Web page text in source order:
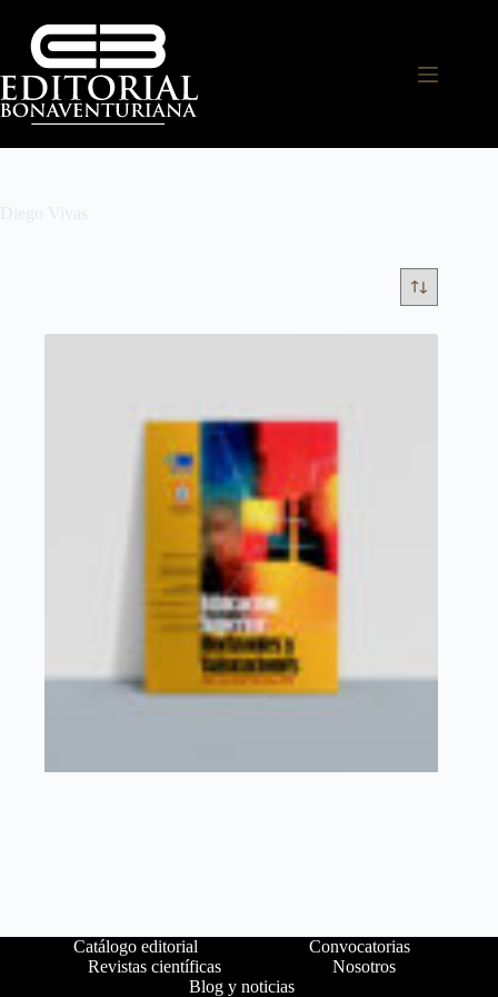
Diego Vivas
Catálogo editorial
Convocatorias
Revistas científicas
Nosotros
Blog y noticias